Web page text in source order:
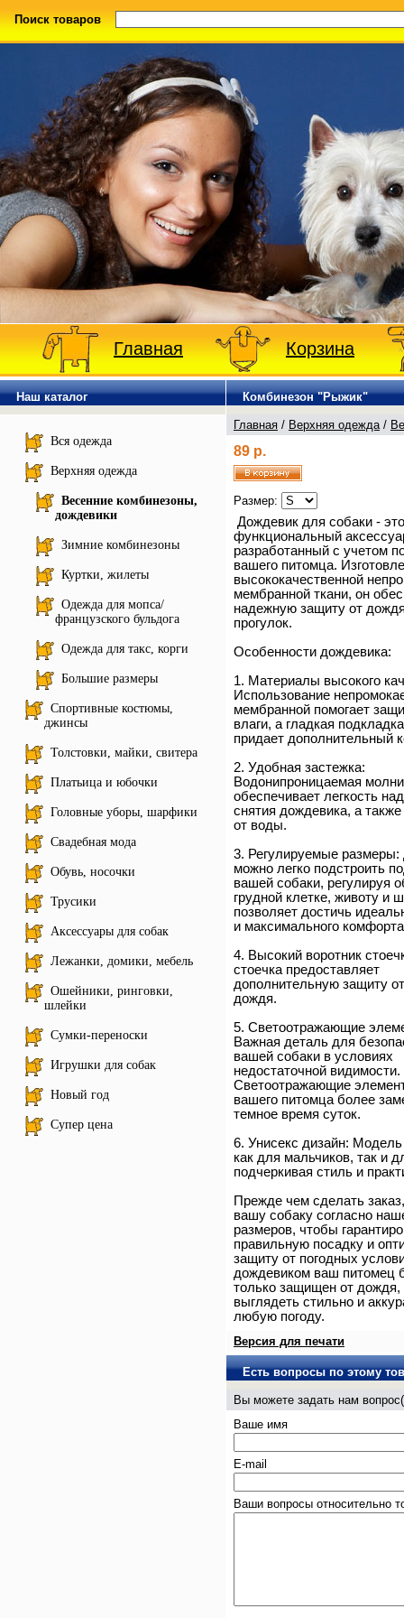
Поиск товаров
Главная Корзина
Наш каталог
Вся одежда
Верхняя одежда
Весенние комбинезоны,
дождевики
Зимние комбинезоны
Куртки, жилеты
Одежда для мопса/
французского бульдога
Одежда для такс, корги
Большие размеры
Спортивные костюмы,
джинсы
Толстовки, майки, свитера
Платьица и юбочки
Головные уборы, шарфики
Свадебная мода
Обувь, носочки
Трусики
Аксессуары для собак
Лежанки, домики, мебель
Ошейники, ринговки,
шлейки
Сумки-переноски
Игрушки для собак
Новый год
Супер цена
Комбинезон "Рыжик"
Главная / Верхняя одежда/
89 р.
Размер:
Дождевик для собаки -
функциональный
разработанный с учетом
вашего питомца.
высококачественной
мембранной ткани, он
надежную защиту от
прогулок.
Особенности дождевика:
1. Материалы высокого
Использование
мембранной помогает
влаги, а гладкая
придает дополнительный
2. Удобная застежка:
Водонипроницаемая
обеспечивает легкость
снятия дождевика, а
от воды.
3. Регулируемые размеры:
можно легко подстроить
вашей собаки, регулируя
грудной клетке, животу и
позволяет достичь
и максимального
4. Высокий воротник
стоечка предоставляет
дополнительную защиту
дождя.
5. Светоотражающие
Важная деталь для
вашей собаки в условиях
недостаточной видимости.
Светоотражающие
вашего питомца более
темное время суток.
6. Унисекс дизайн:
как для мальчиков, так и
подчеркивая стиль и
Прежде чем сделать
вашу собаку согласно
размеров, чтобы
правильную посадку и
защиту от погодных
дождевиком ваш питомец
только защищен от дождя,
выглядеть стильно и
любую погоду.
Версия для печати
Есть вопросы по этому
Вы можете задать нам
Ваше имя
E-mail
Ваши вопросы относительно